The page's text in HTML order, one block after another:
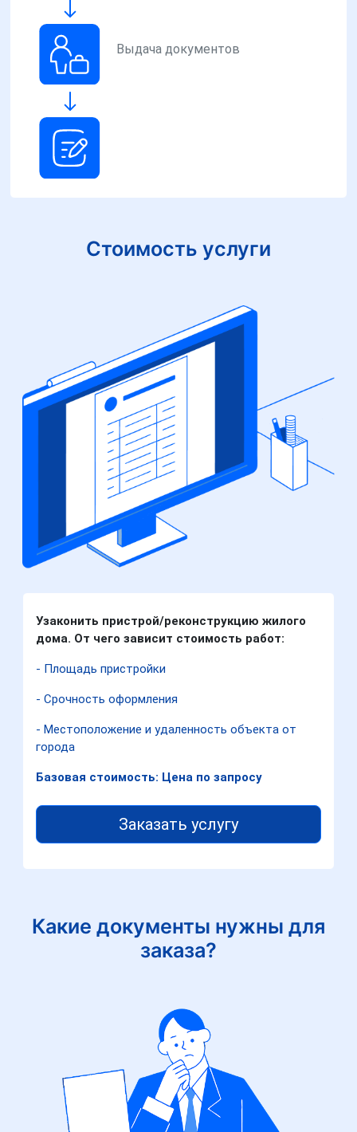
Выдача документов
Стоимость услуги
Узаконить пристрой/реконструкцию жилого
дома. От чего зависит стоимость работ:
- Площадь пристройки
- Срочность оформления
- Местоположение и удаленность объекта от
города
Базовая стоимость: Цена по запросу
Заказать услугу
Какие документы нужны для
заказа?